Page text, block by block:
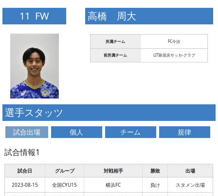
11 FW 高橋 周大
所属チーム FC今治
前所属チーム LIT新居浜サッカ-クラブ
選手スタッツ
試合出場 個人 チーム 規律
試合情報1
試合日 グループ 対戦相手 勝敗 出場
2023-08-15 全国CYU15 横浜FC 負け スタメン出場